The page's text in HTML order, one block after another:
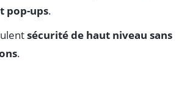
pop-ups.
sécurité de haut niveau sans
.